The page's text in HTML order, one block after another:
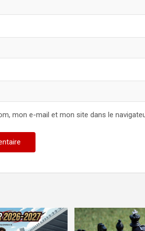
mon e-mail et mon site dans le